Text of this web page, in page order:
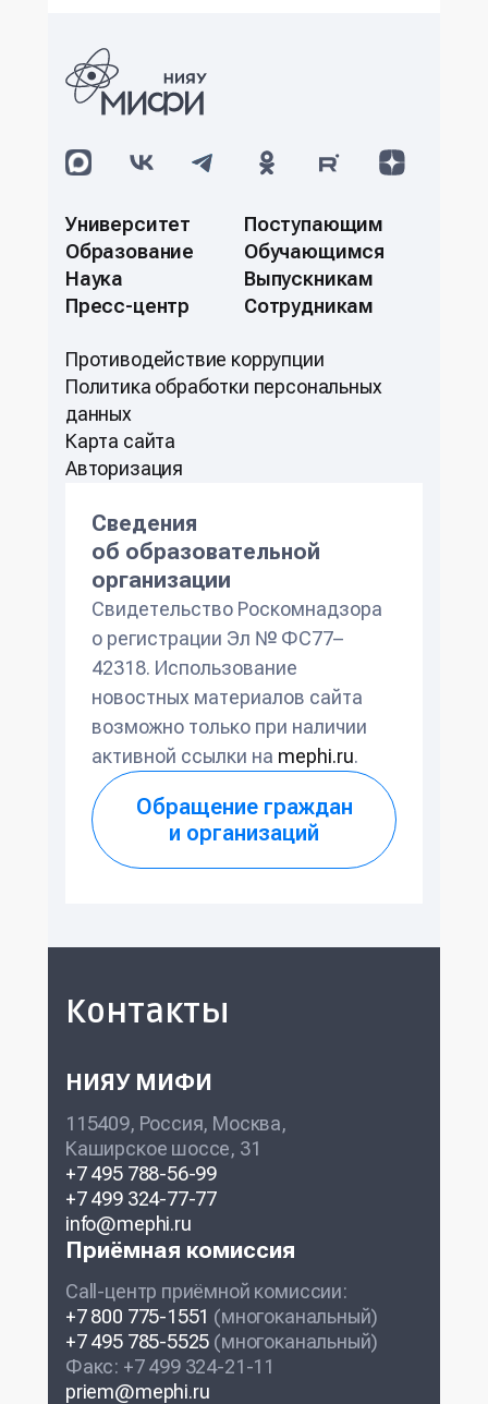
Университет
Образование
Наука
Пресс-центр
Поступающим
Обучающимся
Выпускникам
Сотрудникам
Противодействие коррупции
Политикa обработки персональных
данных
Карта сайта
Авторизация
Сведения
об образовательной
организации
Свидетельство Роскомнадзора
о регистрации Эл № ФС77–
42318. Использование
новостных материалов сайта
возможно только при наличии
активной ссылки на mephi.ru.
Обращение граждан
и организаций
Контакты
НИЯУ МИФИ
115409, Россия, Москва,
Каширское шоссе, 31
+7 495 788-56-99
+7 499 324-77-77
info@mephi.ru
Приёмная комиссия
Call-центр приёмной комиссии:
+7 800 775-1551 (многоканальный)
+7 495 785-5525 (многоканальный)
Факс: +7 499 324-21-11
priem@mephi.ru